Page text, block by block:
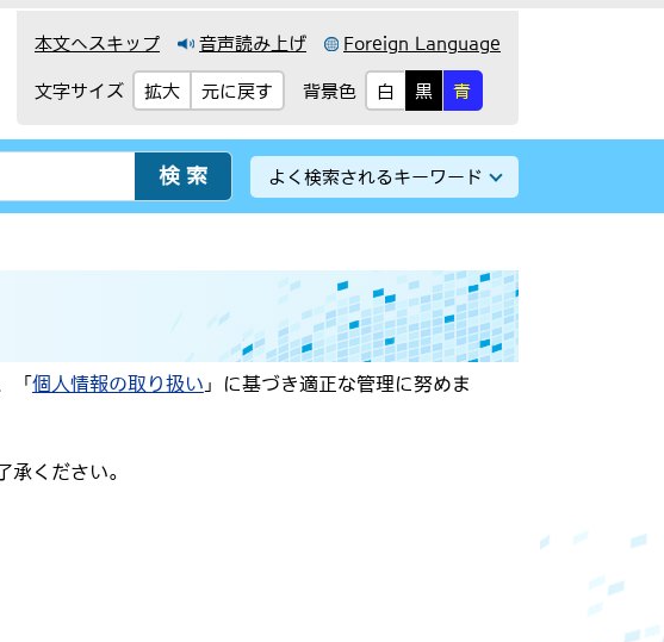
本文へスキップ 音声読み上げ Foreign Language
文字サイズ 拡大 元に戻す 背景色 白 黒 青
よく検索されるキーワード
「 個人情報の取り扱い 」に基づき適正な管理に努めま
ください。